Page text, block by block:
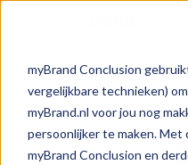
myBrand Conclusion
vergelijkbare technieken)
myBrand.nl voor jou nog
persoonlijker te maken. Met
myBrand Conclusion en